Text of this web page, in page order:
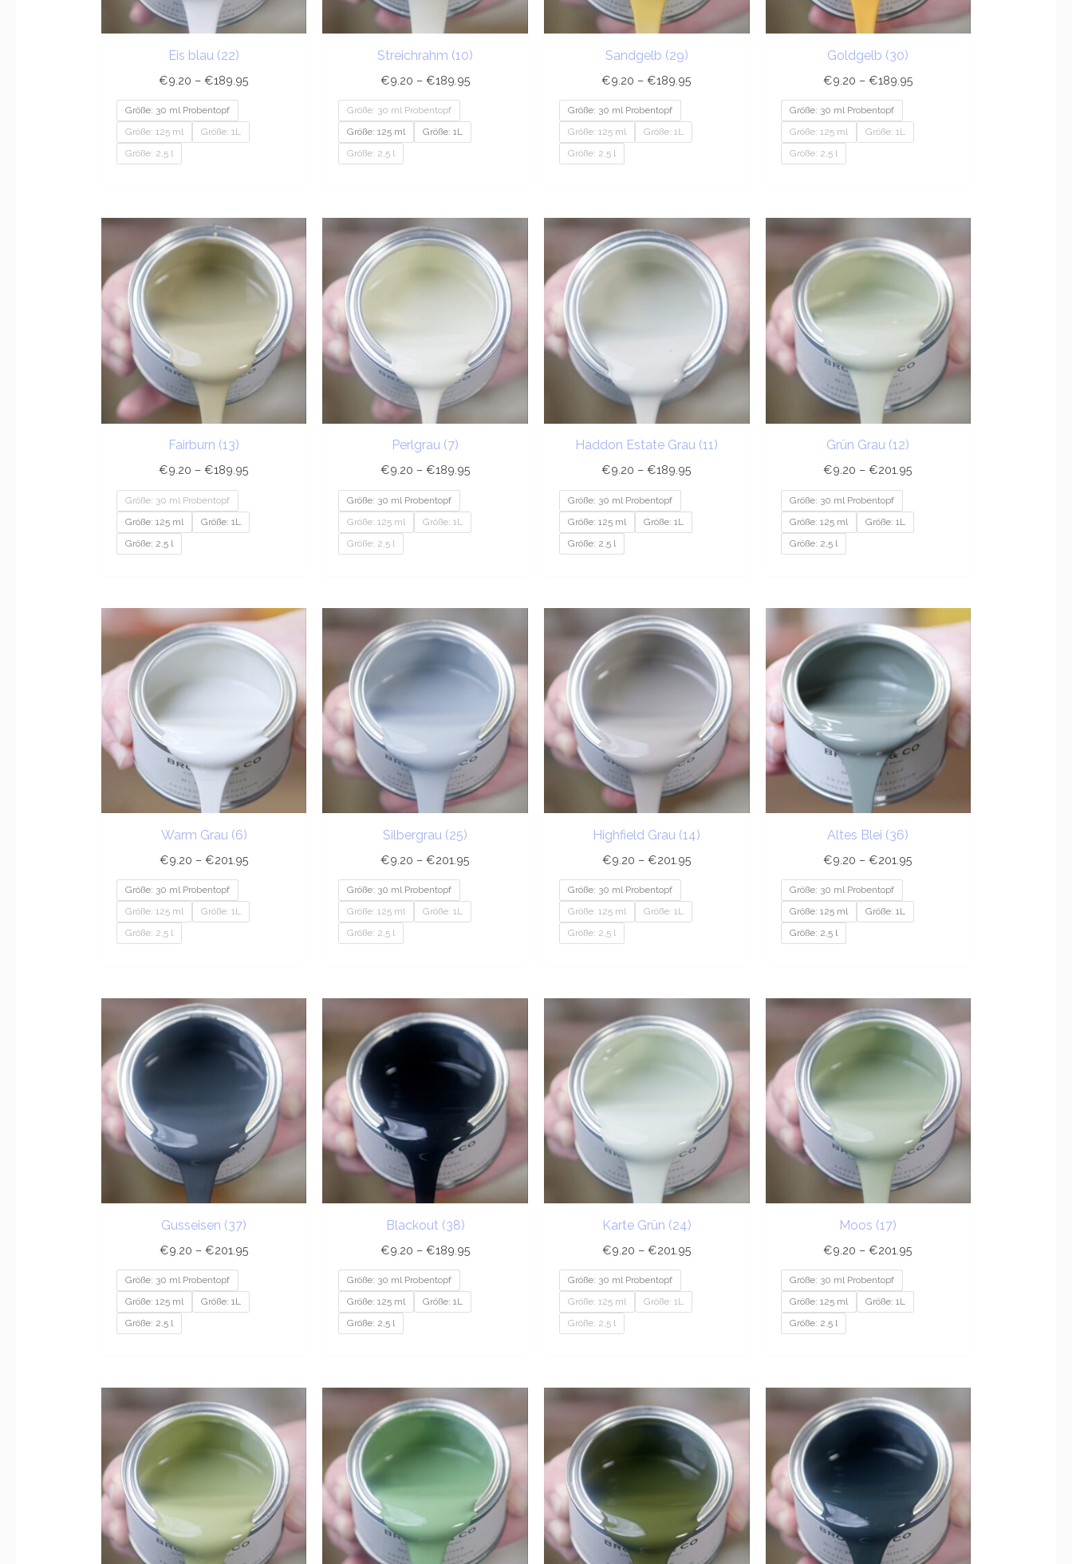
Eis blau (22)
€9.20 –€189.95
Größe: 30 ml Probentopf
Größe: 125 ml
Größe: 1L
Größe: 2,5 l
Streichrahm (10)
€9.20 – €189.95
Größe: 30 ml Probentopf
Größe: 125 ml
Größe: 1L
Größe: 2,5 l
Sandgelb (29)
€9.20 –€189.95
Größe: 30 ml Probentopf
Größe: 125 ml
Größe: 1L
Größe: 2,5 l
Goldgelb (30)
€9.20 – €189.95
Größe: 30 ml Probentopf
Größe: 125 ml
Größe: 1L
Größe: 2,5 l
Fairburn (13)
€9.20 –€189.95
€9.20
bis
€189.95
Größe: 30 ml Probentopf
Größe: 125 ml
Größe: 1L
Größe: 2,5 l
Perlgrau (7)
€9.20 – €189.95
€9.20
bis
€189.95
Größe: 30 ml Probentopf
Größe: 125 ml
Größe: 1L
Größe: 2,5 l
Haddon Estate Grau (11)
€9.20 –€189.95
€9.20
bis
€189.95
Größe: 30 ml Probentopf
Größe: 125 ml
Größe: 1L
Größe: 2,5 l
Grün Grau (12)
€9.20 –€201.95
bis
€201.95
Größe: 30 ml Probentopf
Größe: 125 ml
Größe: 1L
Größe: 2,5 l
Warm Grau (6)
€9.20 – €201.95
Preisspanne:
bis
€201.95
Größe: 30 ml Probentopf
Größe: 125 ml
Größe: 1L
Größe: 2,5 l
Silbergrau (25)
€9.20 –€201.95
€9.20
bis
€201.95
Größe: 30 ml Probentopf
Größe: 125 ml
Größe: 1L
Größe: 2,5 l
Highfield Grau (14)
€9.20 – €201.95
€9.20
bis
€201.95
Größe: 30 ml Probentopf
Größe: 125 ml
Größe: 1L
Größe: 2,5 l
Altes Blei (36)
€9.20 –€201.95
€9.20
bis
€201.95
Größe: 30 ml Probentopf
Größe: 125 ml
Größe: 1L
Größe: 2,5 l
Gusseisen (37)
€9.20 – €201.95
€9.20
bis
€201.95
Größe: 30 ml Probentopf
Größe: 125 ml
Größe: 1L
Größe: 2,5 l
Blackout (38)
€9.20 – €189.95
€9.20
bis
€189.95
Größe: 30 ml Probentopf
Größe: 125 ml
Größe: 1L
Größe: 2,5 l
Karte Grün (24)
€9.20 – €201.95
bis
€201.95
Größe: 30 ml Probentopf
Größe: 125 ml
Größe: 1L
Größe: 2,5 l
Moos (17)
€9.20 –€201.95
€9.20
bis
€201.95
Größe: 30 ml Probentopf
Größe: 125 ml
Größe: 1L
Größe: 2,5 l
€9.20
bis
€201.95
€9.20
bis
€201.95
bis
€201.95
€9.20
bis
€201.95